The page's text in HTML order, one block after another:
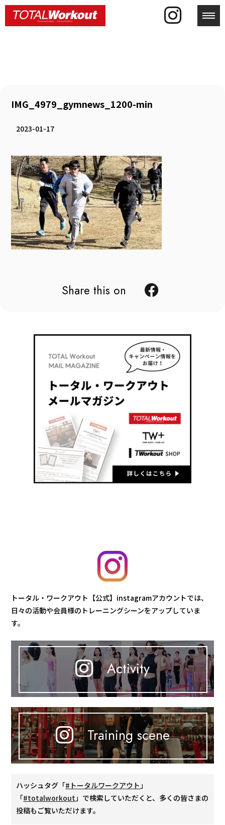
IMG_4979_gymnews_1200-min
2023-01-17
Share this on
トータル・ワークアウト【公式】instagramアカウントでは、
日々の活動や会員様のトレーニングシーンをアップしていま
す。
Activity
Training scene
ハッシュタグ「#トータルワークアウト 」
「#totalworkout 」で検索していただくと、多くの皆さまの
投稿もご覧いただけます。